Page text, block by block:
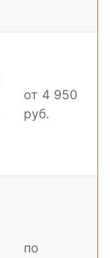
от 4 950
руб.
по